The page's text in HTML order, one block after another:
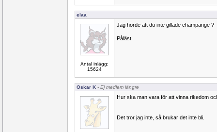
elaa
Antal inlägg:
15624
Jag hörde att du inte gillade champange ?
Påläst
Oskar K - Ej medlem längre
Hur ska man vara för att vinna rikedom
Det tror jag inte, så brukar det inte bli.